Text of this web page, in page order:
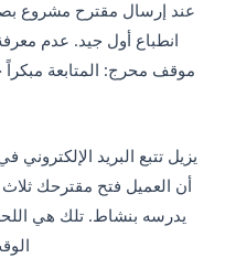
عند إرسال مقترح مشروع
انطباع أول جيد. عدم
موقف محرج: المتابعة مبكراً
أن العميل فتح مقترحك
يدرسه بنشاط. تلك هي